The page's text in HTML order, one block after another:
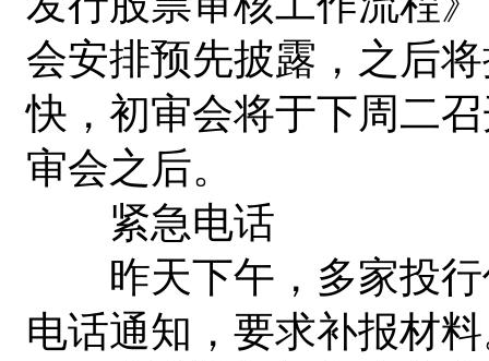
会安排预先披露，之后
快，初审会将于下周二
审会之后。
紧急电话
昨天下午，多家投行
电话通知，要求补报材